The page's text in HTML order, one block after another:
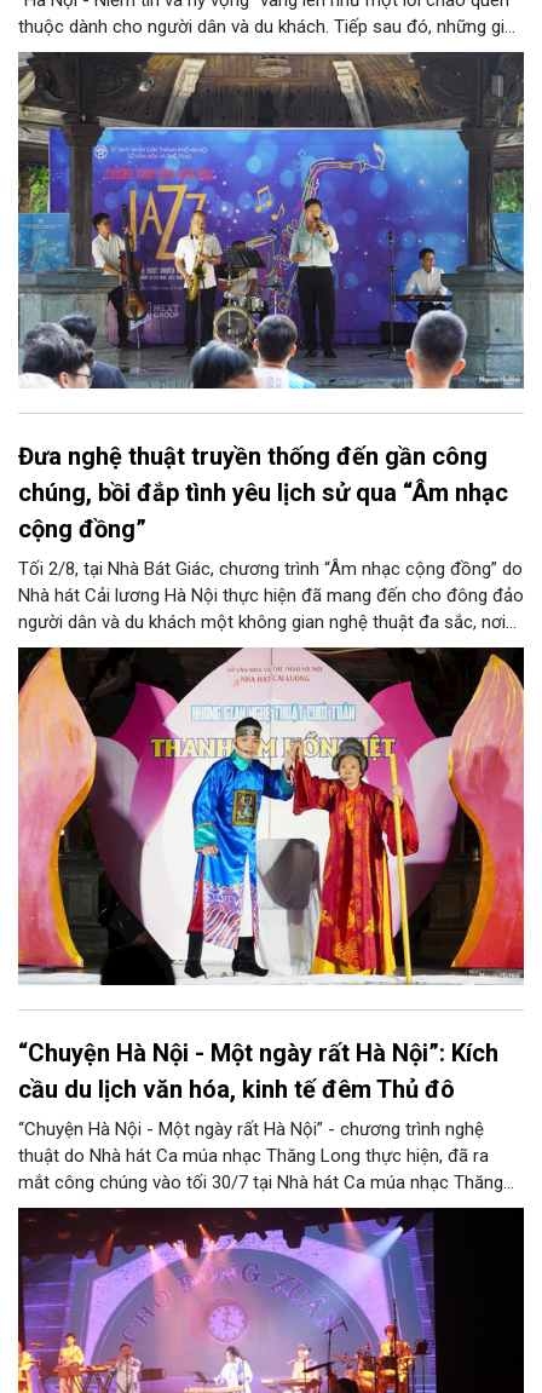
thuộc dành cho người dân và du khách. Tiếp sau đó, những giai
điệu jazz kinh điển của thế giới lần lượt cất lên qua phần biểu
diễn của NSƯT Quyền Văn Minh và các nghệ sĩ Bình Minh Jazz
Club, mở ra một không gian âm nhạc giàu cảm xúc ngay giữa
trung tâm Thủ đô.
Đưa nghệ thuật truyền thống đến gần công
chúng, bồi đắp tình yêu lịch sử qua “Âm nhạc
cộng đồng”
Tối 2/8, tại Nhà Bát Giác, chương trình “Âm nhạc cộng đồng” do
Nhà hát Cải lương Hà Nội thực hiện đã mang đến cho đông đảo
người dân và du khách một không gian nghệ thuật đa sắc, nơi
những làn điệu cải lương, ca cổ, tân cổ và các tiết mục múa
hòa quyện trong không gian của phố đi bộ hồ Hoàn Kiếm. Đặc
biệt, chương trình có sự giao lưu của các nghệ sĩ đến từ
phương Nam, góp phần tạo nên cuộc gặp gỡ nghệ thuật giàu
cảm xúc.
“Chuyện Hà Nội - Một ngày rất Hà Nội”: Kích
cầu du lịch văn hóa, kinh tế đêm Thủ đô
“Chuyện Hà Nội - Một ngày rất Hà Nội” - chương trình nghệ
thuật do Nhà hát Ca múa nhạc Thăng Long thực hiện, đã ra
mắt công chúng vào tối 30/7 tại Nhà hát Ca múa nhạc Thăng
Long (số 31 - 33 phố Lương Văn Can, phường Hoàn Kiếm).